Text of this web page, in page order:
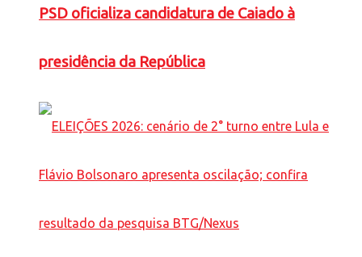
PSD oficializa candidatura de Caiado à
presidência da República